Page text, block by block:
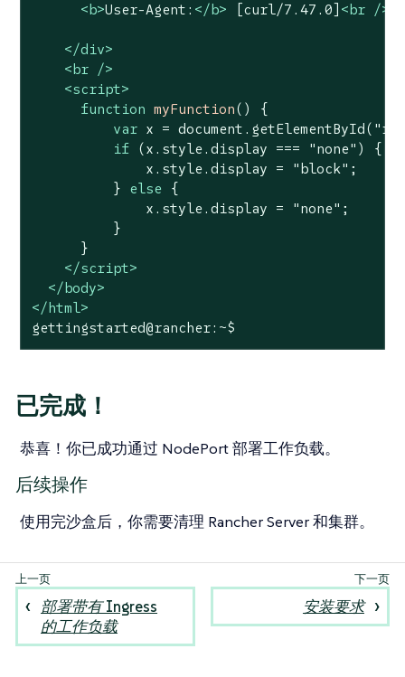
< b>User-Agent: </ b> [curl/7.47.0] < br />
</div>
< br />
<script>
function myFunction( )
{
var x = document .getElementById(
if (x.style.display === "none" ) {
              x.style.display =
"block" ;
          }
else {
              x.style.display =
"none" ;
          }
      }
</script>
</ body>
</ html>
gettingstarted@rancher:~$
已完成！
恭喜！你已成功通过 NodePort 部署工作负载。
后续操作
使用完沙盒后，你需要清理 Rancher Server 和集群。
部署带有 Ingress
的工作负载
安装要求